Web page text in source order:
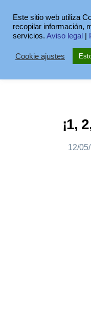
¡1,
12/
Este sitio web utiliza
recopilar información,
servicios. Aviso legal
Cookie ajustes